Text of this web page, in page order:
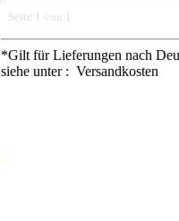
Seite 1 von 1
*Gilt für Lieferungen nach
siehe unter : Versandkosten